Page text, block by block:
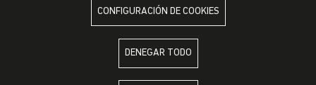
LA UNIVERSIDAD DE LIMA ESTÁ AFILIADA A
CONFIGURACIÓN DE COOKIES
DENEGAR TODO